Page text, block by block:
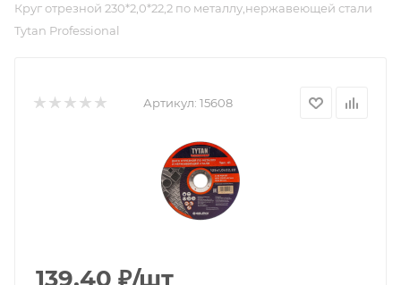
Круг отрезной 230*2,0*22,2 по металлу,нержавеющей стали
Tytan Professional
Артикул: 15608
139.40 ₽/шт